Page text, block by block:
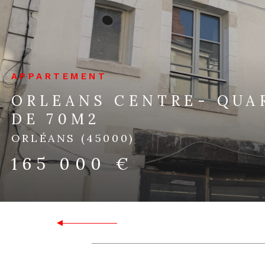
APPARTEMENT
ORLEANS
DE 70M2
ORLÉANS (45000)
165 000 €